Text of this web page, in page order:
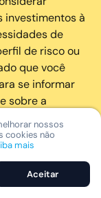
investimentos à
de
de risco ou
que você
se informar
sobre a
fiscais ou
através da
clientes. A
tipo de
nossos
cookies não
mais
Aceitar